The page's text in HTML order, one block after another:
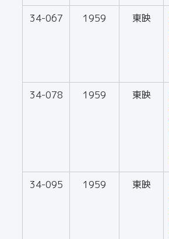
34-067 1959 東映
34-078 1959 東映
34-095 1959 東映